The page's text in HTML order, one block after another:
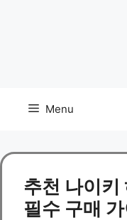
Menu
추천 나이키
필수 구매